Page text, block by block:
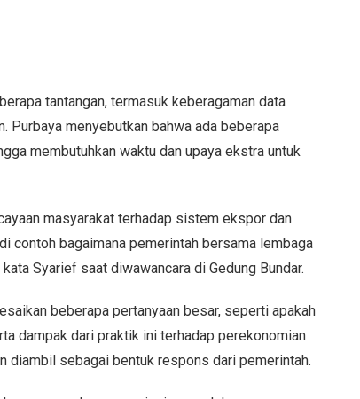
tantangan, termasuk keberagaman data
Purbaya menyebutkan bahwa ada beberapa
membutuhkan waktu dan upaya ekstra untuk
masyarakat terhadap sistem ekspor dan
contoh bagaimana pemerintah bersama lembaga
Syarief saat diwawancara di Gedung Bundar.
beberapa pertanyaan besar, seperti apakah
dampak dari praktik ini terhadap perekonomian
diambil sebagai bentuk respons dari pemerintah.